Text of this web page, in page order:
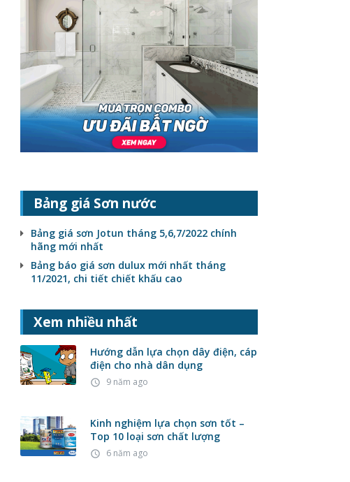
Bảng giá Sơn nước
Bảng giá sơn Jotun tháng 5,6,7/2022 chính
hãng mới nhất
Bảng báo giá sơn dulux mới nhất tháng
11/2021, chi tiết chiết khấu cao
Xem nhiều nhất
Hướng dẫn lựa chọn dây điện, cáp
điện cho nhà dân dụng
access_time 9 năm ago
Kinh nghiệm lựa chọn sơn tốt –
Top 10 loại sơn chất lượng
access_time 6 năm ago